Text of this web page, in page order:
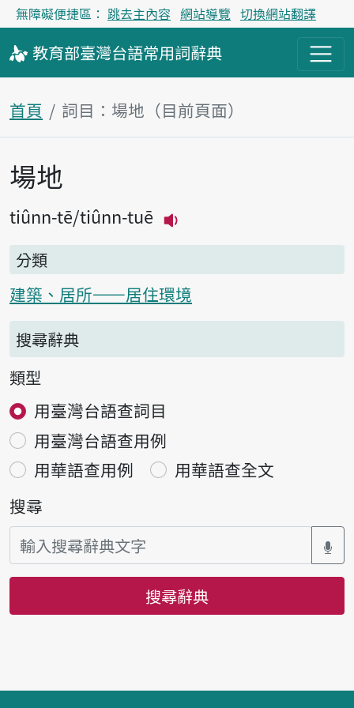
無障礙便捷區： 跳去主內容 網站導覽 切換網站翻譯
教育部臺灣台語常用詞辭典
首頁 詞目：場地（目前頁面）
主內容區塊
場地
tiûnn-tē tiûnn-tuē
分類
建築、居所——居住環境
搜尋辭典
類型
用臺灣台語查詞目
用臺灣台語查用例
用華語查用例
用華語查全文
搜尋
搜尋辭典